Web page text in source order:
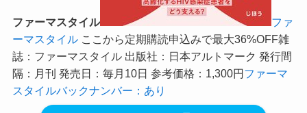
ファーマスタイル
ファ
ーマスタイル ここから定期購読申込みで最大36%OFF雑
誌：ファーマスタイル 出版社：日本アルトマーク 発行間
隔：月刊 発売日：毎月10日 参考価格：1,300円ファーマ
スタイルバックナンバー：あり